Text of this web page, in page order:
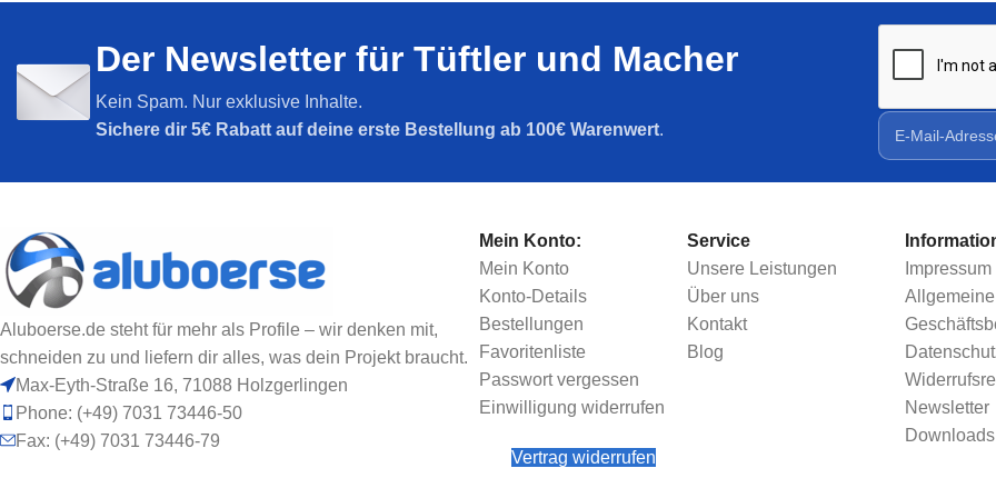
SPARPAKETE
Sparpakete
Nut 8
Der Newsletter für Tüftler und Macher
Kein Spam. Nur exklusive Inhalte.
Sichere dir 5€ Rabatt auf deine erste Bestellung ab 100€ Warenwert.
Aluboerse.de steht für mehr als Profile – wir denken mit,
schneiden zu und liefern dir alles, was dein Projekt braucht.
Max-Eyth-Straße 16, 71088 Holzgerlingen
Phone: (+49) 7031 73446-50
Fax: (+49) 7031 73446-79
Mein Konto:
Mein Konto
Konto-Details
Bestellungen
Favoritenliste
Passwort vergessen
Einwilligung widerrufen
Vertrag widerrufen
Service
Unsere Leistungen
Über uns
Kontakt
Blog
Impressum
Allgemeine
Newsletter
Downloads